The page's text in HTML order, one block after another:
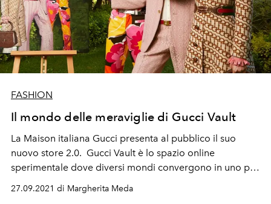
FASHION
Il mondo delle meraviglie di Gucci Vault
La Maison italiana Gucci presenta al pubblico il suo
nuovo store 2.0. Gucci Vault è lo spazio online
sperimentale dove diversi mondi convergono in uno per
creare un nuovo concetto di moda. Vintage e giovani
talenti dialogano tra loro in questa sensazionale nuova
27.09.2021 di Margherita Meda